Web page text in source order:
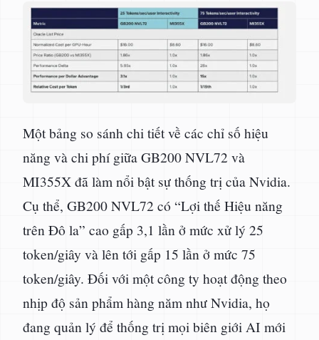
Một bảng so sánh chi tiết về các chỉ số hiệu
năng và chi phí giữa GB200 NVL72 và
MI355X đã làm nổi bật sự thống trị của Nvidia.
Cụ thể, GB200 NVL72 có “Lợi thế Hiệu năng
trên Đô la” cao gấp 3,1 lần ở mức xử lý 25
token/giây và lên tới gấp 15 lần ở mức 75
token/giây. Đối với một công ty hoạt động theo
nhịp độ sản phẩm hàng năm như Nvidia, họ
đang quản lý để thống trị mọi biên giới AI mới